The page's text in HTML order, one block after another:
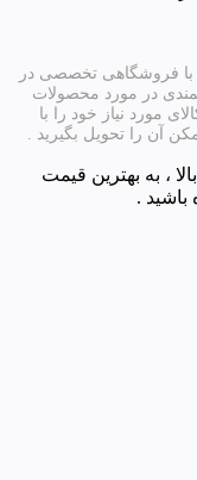
با فروشگاهی تخصصی در
در مورد محصولات
مورد نیاز خود را با
آن را تحویل بگیرید .
، به بهترین قیمت
.